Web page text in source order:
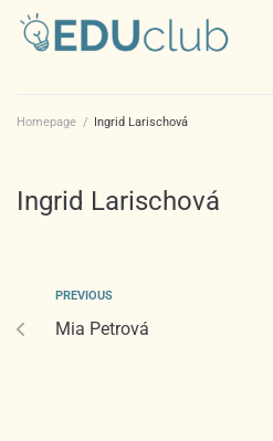
Homepage / Ingrid Larischová
Ingrid Larischová
PREVIOUS
Mia Petrová